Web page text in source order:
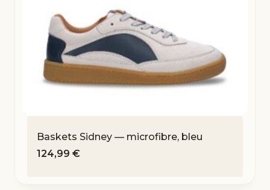
Baskets Sidney — microfibre, bleu
124,99 €